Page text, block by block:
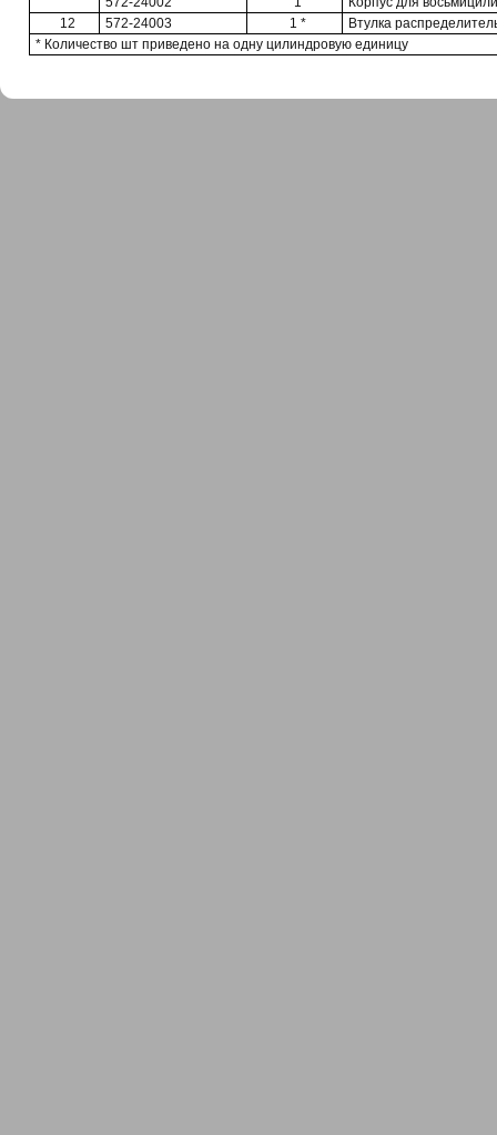
12
572-24003 1 *
Втулка
* Количество шт приведено на одну цилиндровую единицу